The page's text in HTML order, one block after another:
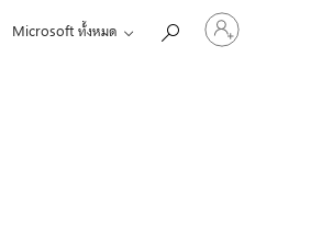
Microsoft ทั้งหมด
ลงชื่อ
เข้า